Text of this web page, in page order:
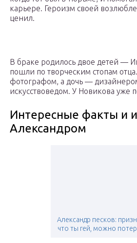
карьере. Героизм своей
ценил.
В браке родилось двое детей —
пошли по творческим стопам
фотографом, а дочь —
искусствоведом. У Новикова уже
Интересные факты и
Александром
Александр песков:
что ты гей, можно